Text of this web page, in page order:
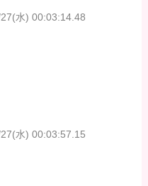
水) 00:03:14.48
水) 00:03:57.15